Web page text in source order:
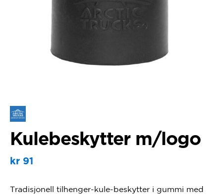
Kulebeskytter m/logo
kr91
Tradisjonell tilhenger-kule-beskytter i gummi med